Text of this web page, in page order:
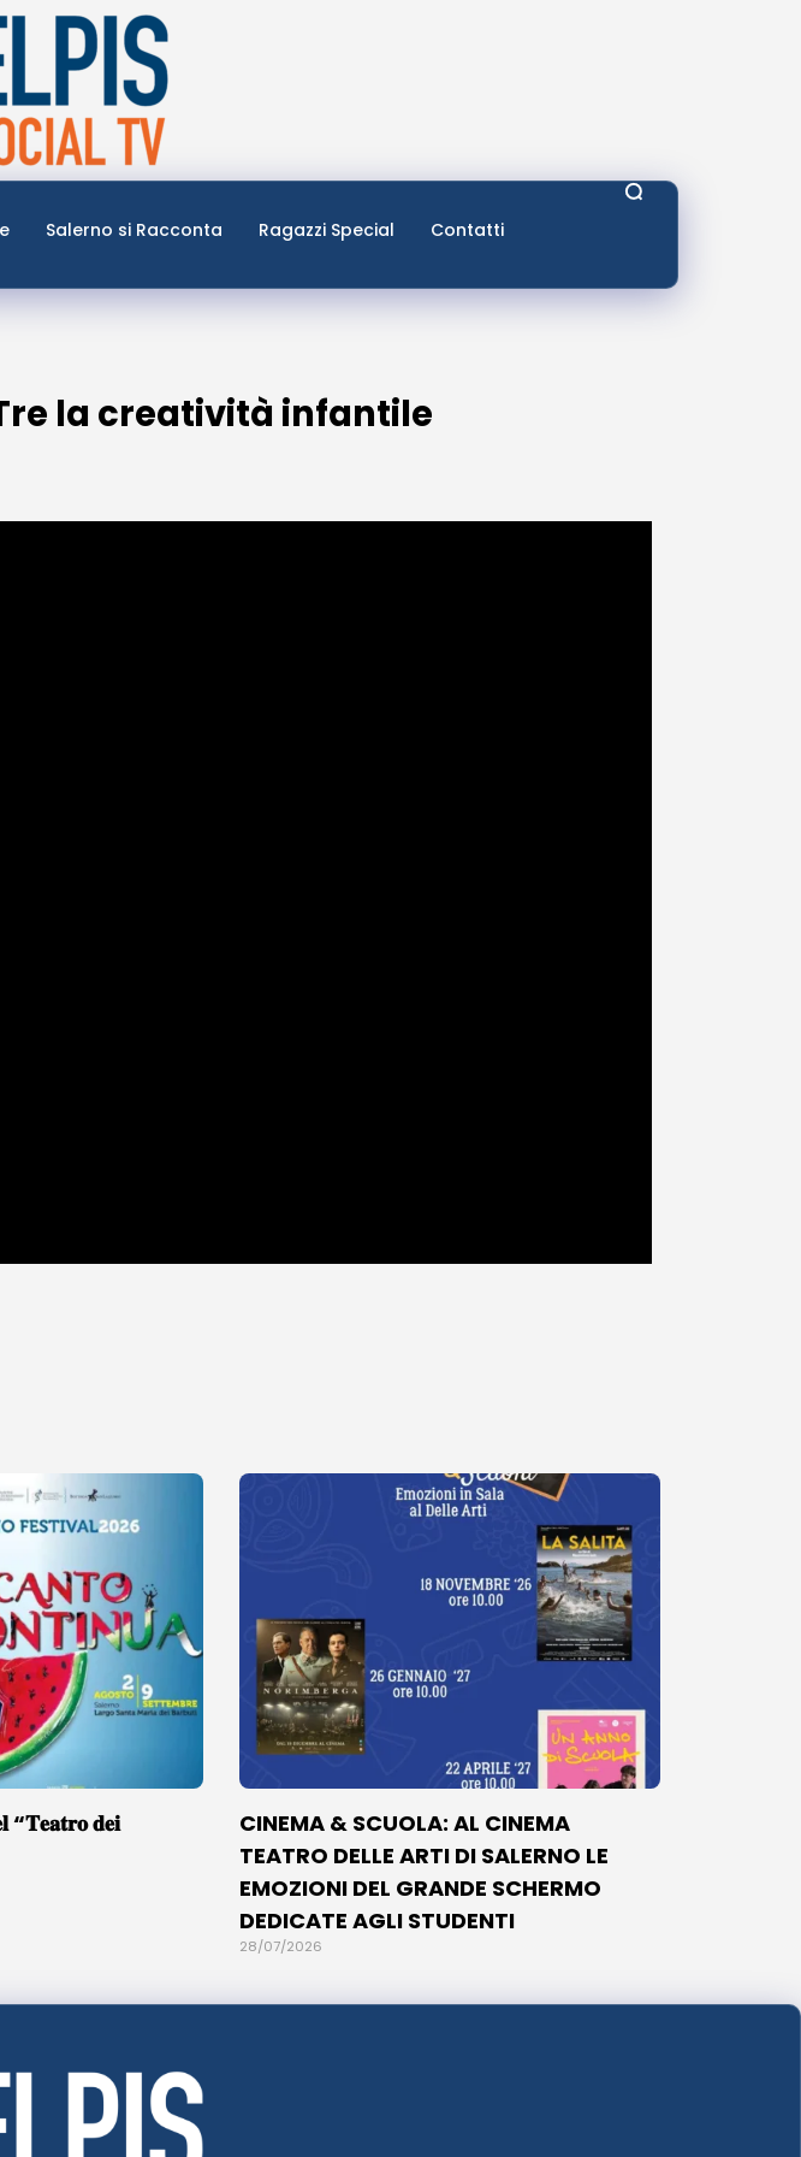
Salerno si Racconta Ragazzi Special Contatti
la creatività infantile
“𝐓𝐞𝐚𝐭𝐫𝐨 𝐝𝐞𝐢
CINEMA & SCUOLA: AL CINEMA
TEATRO DELLE ARTI DI SALERNO LE
EMOZIONI DEL GRANDE SCHERMO
DEDICATE AGLI STUDENTI
28/07/2026